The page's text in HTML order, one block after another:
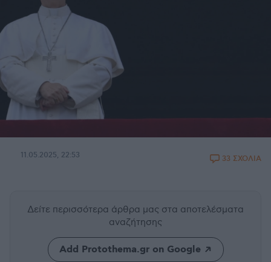
11.05.2025, 22:53 33 ΣΧΟΛΙΑ
Δείτε περισσότερα άρθρα μας στα αποτελέσματα
αναζήτησης
Add Protothema.gr on Google